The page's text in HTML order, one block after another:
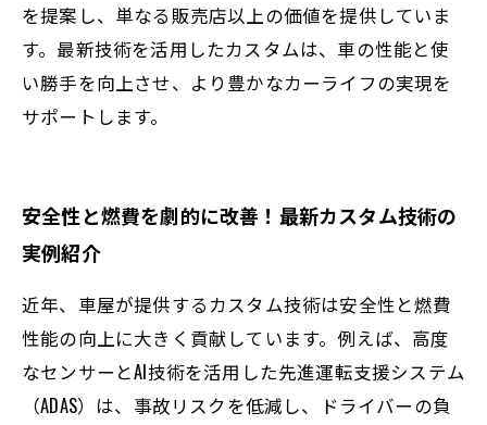
を提案し、単なる販売店以上の価値を提供していま
す。最新技術を活用したカスタムは、車の性能と使
い勝手を向上させ、より豊かなカーライフの実現を
サポートします。
安全性と燃費を劇的に改善！最新カスタム技術の
実例紹介
近年、車屋が提供するカスタム技術は安全性と燃費
性能の向上に大きく貢献しています。例えば、高度
なセンサーとAI技術を活用した先進運転支援システム
（ADAS）は、事故リスクを低減し、ドライバーの負